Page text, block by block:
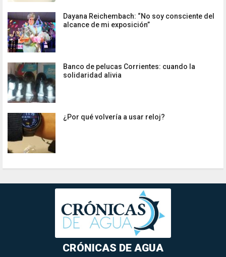
Dayana Reichembach: “No soy consciente del
alcance de mi exposición”
Banco de pelucas Corrientes: cuando la
solidaridad alivia
¿Por qué volvería a usar reloj?
CRÓNICAS DE AGUA